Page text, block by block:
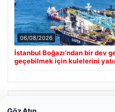
06/08/2026
İstanbul Boğazı’ndan bir dev
geçebilmek için kulelerini